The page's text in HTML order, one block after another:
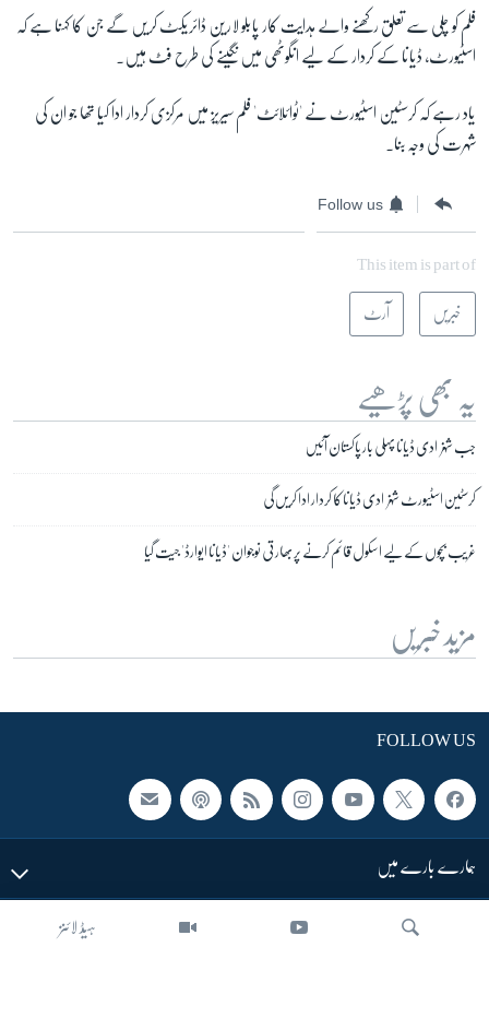
ہیڈ لائنز
فلم کو چلی سے تعلق رکھنے والے ہدایت کار پابلو لارین ڈائریکٹ کریں گے جن کا کہنا ہے کہ
اسٹیورٹ، ڈیانا کے کردار کے لیے انگوٹھی میں نگینے کی طرح فٹ ہیں۔
یاد رہے کہ کرسٹین اسٹیورٹ نے 'ٹوائلائٹ' فلم سیریز میں مرکزی کردار ادا کیا تھا جو ان کی
شہرت کی وجہ بنا۔
Follow us
This item is part of
خبریں آرٹ
یہ بھی پڑھیے
جب شہزادی ڈیانا پہلی بار پاکستان آئیں
کرسٹین اسٹیورٹ شہزادی ڈیانا کا کردار ادا کریں گی
غریب بچوں کے لیے اسکول قائم کرنے پر بھارتی نوجوان 'ڈیانا ایوارڈ' جیت گیا
مزید خبریں
FOLLOW US
ہمارے بارے میں